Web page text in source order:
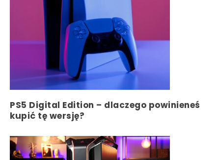
PS5 Digital Edition – dlaczego powinieneś
kupić tę wersję?